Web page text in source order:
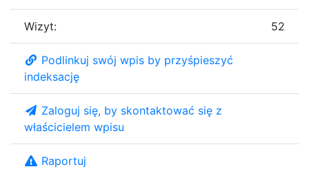
Wizyt: 52
Podlinkuj swój wpis by przyśpieszyć
indeksację
Zaloguj się, by skontaktować się z
właścicielem wpisu
Raportuj